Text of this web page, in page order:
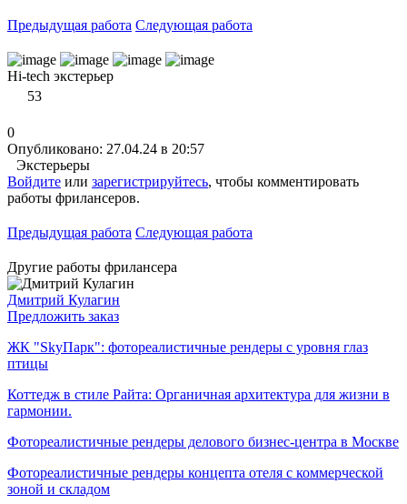
Предыдущая работа Следующая работа
Hi-tech экстерьер
53
0
Опубликовано: 27.04.24 в 20:57
Экстерьеры
Войдите или зарегистрируйтесь, чтобы комментировать
работы фрилансеров.
Предыдущая работа Следующая работа
Другие работы фрилансера
Дмитрий Кулагин
Предложить заказ
ЖК "SkyПарк": фотореалистичные рендеры с уровня глаз
птицы
Коттедж в стиле Райта: Органичная архитектура для жизни в
гармонии.
Фотореалистичные рендеры делового бизнес-центра в Москве
Фотореалистичные рендеры концепта отеля с коммерческой
зоной и складом